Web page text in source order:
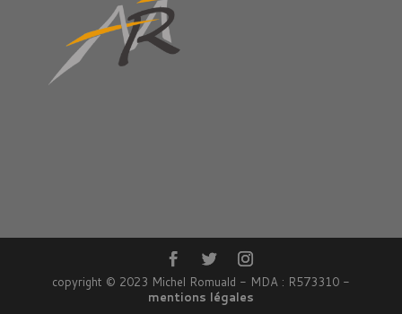
copyright © 2023 Michel Romuald - MDA : R573310 -
mentions légales